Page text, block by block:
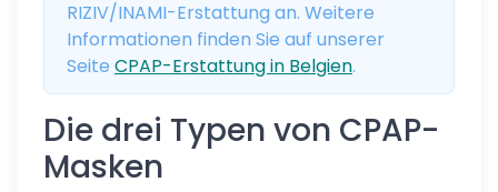
RIZIV/INAMI-Erstattung an. Weitere
Informationen finden Sie auf unserer
Seite CPAP-Erstattung in Belgien.
Die drei Typen von CPAP-
Masken